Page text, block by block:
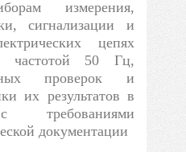
измерения,
сигнализации и
цепях
частотой 50 Гц,
проверок и
их результатов в
требованиями
документации